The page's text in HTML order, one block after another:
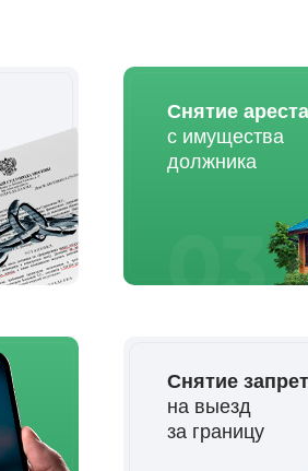
Снятие ареста
с имущества
должника
03
Снятие
на выезд
за границу